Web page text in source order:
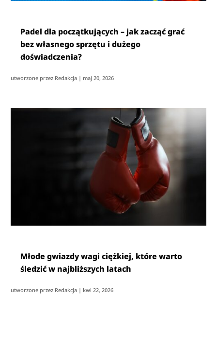
Padel dla początkujących – jak zacząć grać
bez własnego sprzętu i dużego
doświadczenia?
utworzone przez Redakcja | maj 20, 2026
Młode gwiazdy wagi ciężkiej, które warto
śledzić w najbliższych latach
utworzone przez Redakcja | kwi 22, 2026